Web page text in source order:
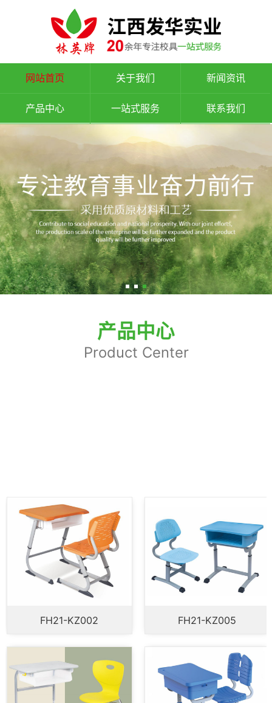
网站首页 关于我们 新闻资讯
产品中心 一站式服务 联系我们
产品中心
Product Center
FH21-KZ005 FH21-KZ008